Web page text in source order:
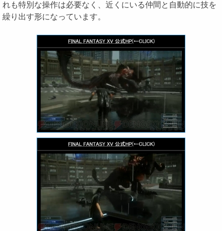
れも特別な操作は必要なく、近くにいる仲間と自動的に技を
繰り出す形になっています。